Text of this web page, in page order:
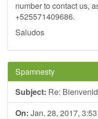
number to contact us,
+525571409686.
Saludos
Spamnesty
Subject: Re:
On: Jan. 28, 2017,